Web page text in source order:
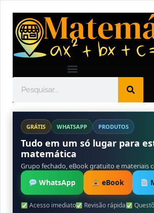
GRÁTIS WHATSAPP PRODUTOS
Tudo em um só lugar para
matemática
Grupo fechado, eBook gratuito e materiais
WhatsApp eBook
Acesso imediato Revisão rápida